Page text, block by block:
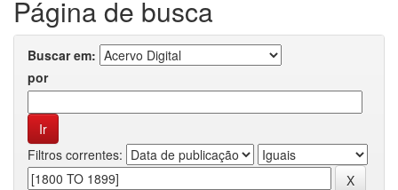
Página de busca
Buscar em:
por
Filtros correntes: